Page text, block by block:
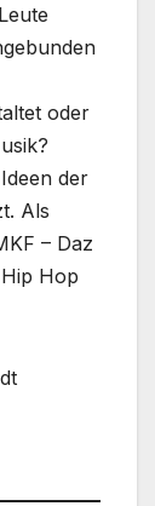
oder
der
Als
– Daz
Hop